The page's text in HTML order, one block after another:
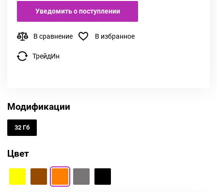
Уведомить о поступлении
В сравнение В избранное
ТрейдИн
Модификации
32 Гб
Цвет